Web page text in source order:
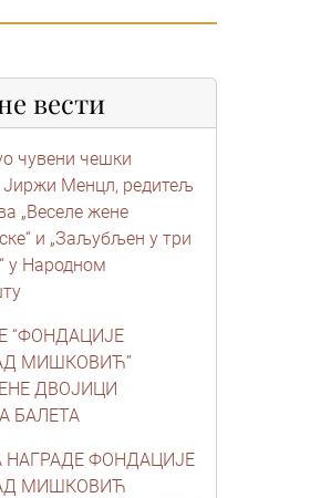
вести
чувени чешки
Јиржи Менцл, редитељ
„Веселе жене
и „Заљубљен у три
у Народном
“ФОНДАЦИЈЕ
МИШКОВИЋ”
ДВОЈИЦИ
БАЛЕТА
НАГРАДЕ ФОНДАЦИЈЕ
МИШКОВИЋ